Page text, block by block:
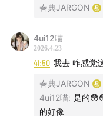
春典JARGON
4ui12喵
2026.4.23
41:50 我去 咋感觉
春典JARGON
4ui12喵: 是的
的好像